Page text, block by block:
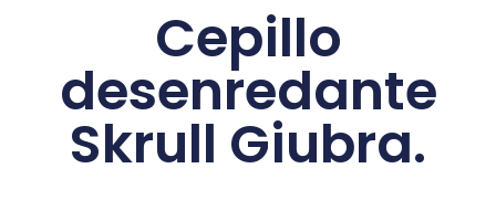
Cepillo
desenredante
Skrull Giubra.